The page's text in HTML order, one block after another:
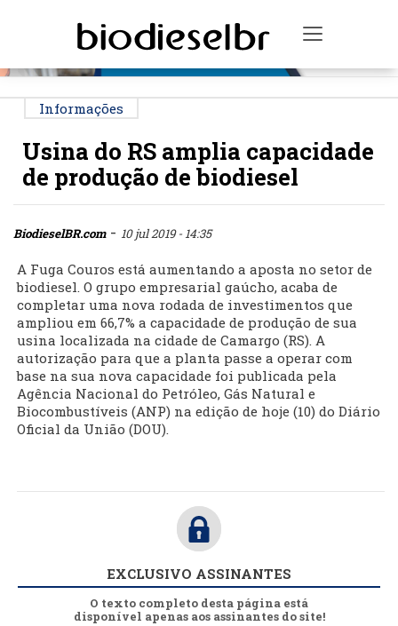
Toggle
Informações
Usina do RS amplia capacidade
de produção de biodiesel
BiodieselBR.com- 10 jul 2019 - 14:35
A Fuga Couros está aumentando a aposta no setor de
biodiesel. O grupo empresarial gaúcho, acaba de
completar uma nova rodada de investimentos que
ampliou em 66,7% a capacidade de produção de sua
usina localizada na cidade de Camargo (RS). A
autorização para que a planta passe a operar com
base na sua nova capacidade foi publicada pela
Agência Nacional do Petróleo, Gás Natural e
Biocombustíveis (ANP) na edição de hoje (10) do Diário
Oficial da União (DOU).
EXCLUSIVO ASSINANTES
O texto completo desta página está
disponível apenas aos assinantes do site!